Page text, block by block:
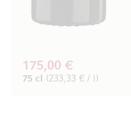
175,00 €
75 cl (233,33 € / l)